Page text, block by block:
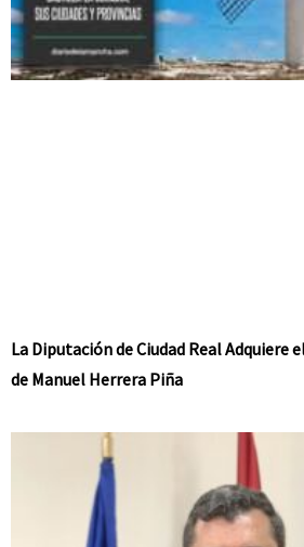
La Diputación de Ciudad Real Adquiere
de Manuel Herrera Piña